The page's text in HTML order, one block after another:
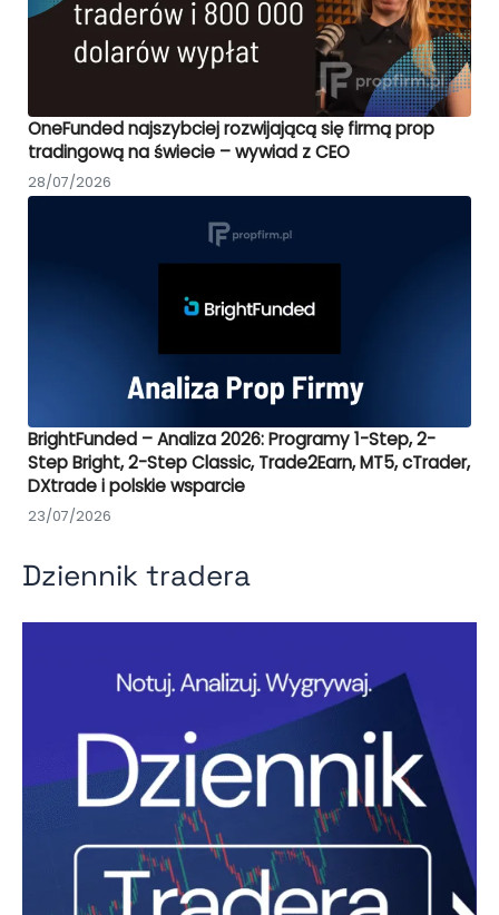
OneFunded najszybciej rozwijającą się firmą prop
tradingową na świecie – wywiad z CEO
28/07/2026
BrightFunded – Analiza 2026: Programy 1-Step, 2-
Step Bright, 2-Step Classic, Trade2Earn, MT5, cTrader,
DXtrade i polskie wsparcie
23/07/2026
Dziennik tradera